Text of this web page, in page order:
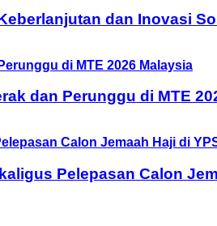
dan Inovasi
dan Perunggu di MTE
Pelepasan Calon